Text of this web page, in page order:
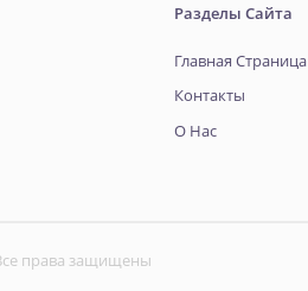
Разделы Сайта
Главная Страница
Контакты
О Нас
права защищены